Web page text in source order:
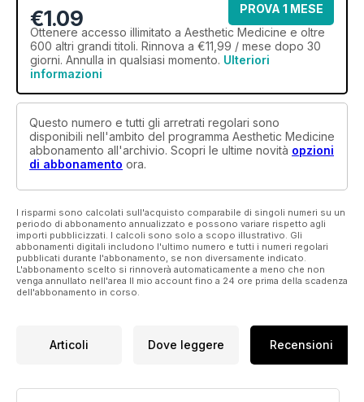
€1.09
PROVA 1 MESE
Ottenere accesso illimitato a Aesthetic Medicine e oltre
600 altri grandi titoli. Rinnova a €11,99 / mese dopo 30
giorni. Annulla in qualsiasi momento. Ulteriori
informazioni
Questo numero e tutti gli arretrati regolari sono
disponibili nell'ambito del programma Aesthetic Medicine
abbonamento all'archivio. Scopri le ultime novità opzioni
di abbonamento ora.
I risparmi sono calcolati sull'acquisto comparabile di singoli numeri su un
periodo di abbonamento annualizzato e possono variare rispetto agli
importi pubblicizzati. I calcoli sono solo a scopo illustrativo. Gli
abbonamenti digitali includono l'ultimo numero e tutti i numeri regolari
pubblicati durante l'abbonamento, se non diversamente indicato.
L'abbonamento scelto si rinnoverà automaticamente a meno che non
venga annullato nell'area Il mio account fino a 24 ore prima della scadenza
dell'abbonamento in corso.
Articoli Dove leggere Recensioni